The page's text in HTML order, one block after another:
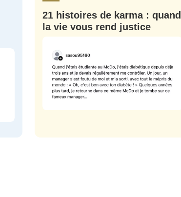
21 histoires de karma : quand
la vie vous rend justice